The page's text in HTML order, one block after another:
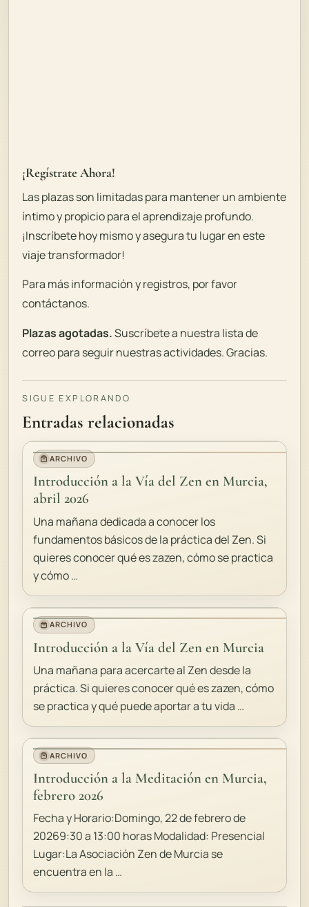
¡Regístrate Ahora!
Las plazas son limitadas para mantener un ambiente
íntimo y propicio para el aprendizaje profundo.
¡Inscríbete hoy mismo y asegura tu lugar en este
viaje transformador!
Para más información y registros, por favor
contáctanos.
Plazas agotadas.Suscríbete a nuestra lista de
correo para seguir nuestras actividades. Gracias.
SIGUE EXPLORANDO
Entradas relacionadas
ARCHIVO
Introducción a la Vía del Zen en Murcia,
abril 2026
Una mañana dedicada a conocer los
fundamentos básicos de la práctica del Zen. Si
quieres conocer qué es zazen, cómo se practica
y cómo …
ARCHIVO
Introducción a la Vía del Zen en Murcia
Una mañana para acercarte al Zen desde la
práctica. Si quieres conocer qué es zazen, cómo
se practica y qué puede aportar a tu vida …
ARCHIVO
Introducción a la Meditación en Murcia,
febrero 2026
Fecha y Horario:Domingo, 22 de febrero de
20269:30 a 13:00 horas Modalidad: Presencial
Lugar:La Asociación Zen de Murcia se
encuentra en la …